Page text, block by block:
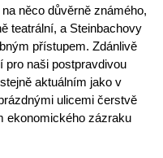
něco důvěrně známého,
teatrální, a Steinbachovy
přístupem. Zdánlivě
pro naši postpravdivou
aktuálním jako v
ulicemi čerstvě
ekonomického zázraku